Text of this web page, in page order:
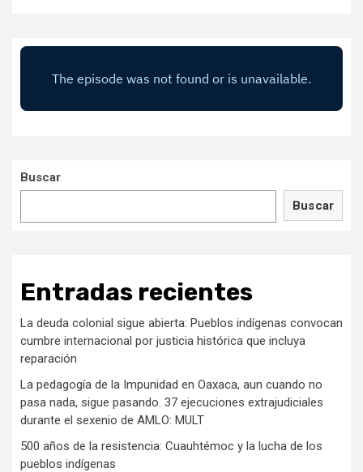
Buscar
Buscar
Entradas recientes
La deuda colonial sigue abierta: Pueblos indígenas convocan
cumbre internacional por justicia histórica que incluya
reparación
La pedagogía de la Impunidad en Oaxaca, aun cuando no
pasa nada, sigue pasando. 37 ejecuciones extrajudiciales
durante el sexenio de AMLO: MULT
500 años de la resistencia: Cuauhtémoc y la lucha de los
pueblos indígenas